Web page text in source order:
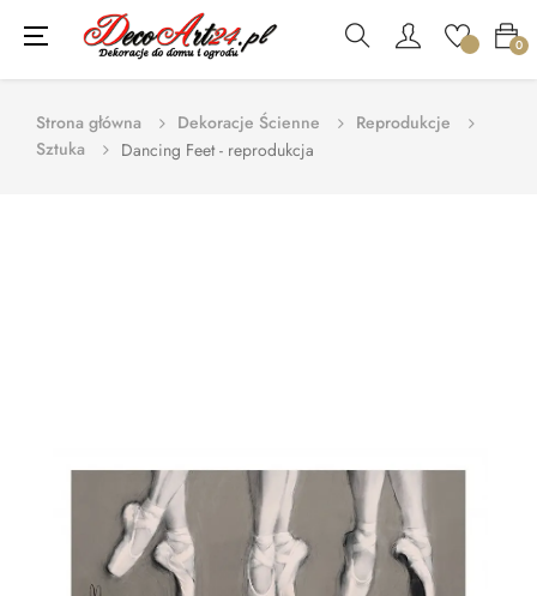
0
Toggle
navigation
☰
Strona główna Dekoracje Ścienne
Reprodukcje
Sztuka
Dancing Feet - reprodukcja